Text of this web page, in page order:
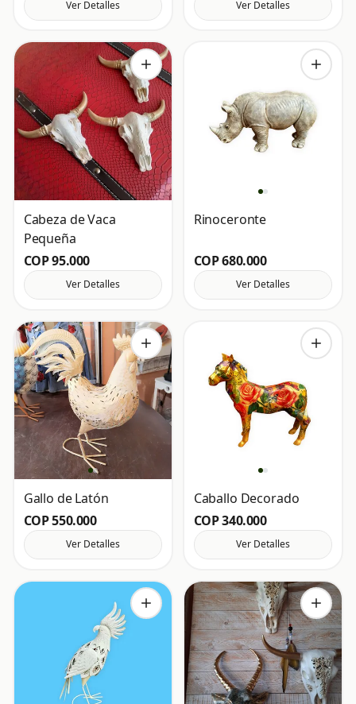
Ver Detalles Ver Detalles
Cabeza de Vaca
Pequeña
COP 95.000
Ver Detalles
Rinoceronte
COP 680.000
Ver Detalles
Gallo de Latón
COP 550.000
Ver Detalles
Caballo Decorado
COP 340.000
Ver Detalles